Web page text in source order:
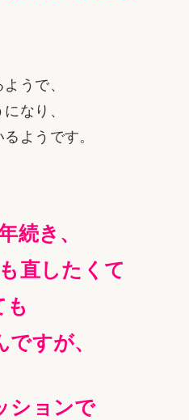
うで、
なり、
ようです。
続き、
直したくて
も
すが、
ションで